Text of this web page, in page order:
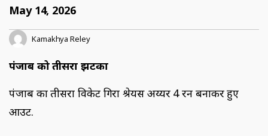
May 14, 2026
Kamakhya Reley
पंजाब को तीसरा झटका
पंजाब का तीसरा विकेट गिरा श्रेयस अय्यर 4 रन बनाकर हुए
आउट.